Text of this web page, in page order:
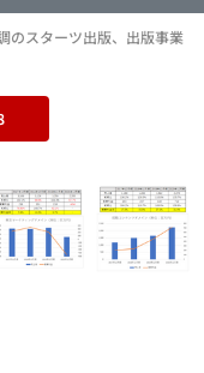
のスターツ出版、出版事業